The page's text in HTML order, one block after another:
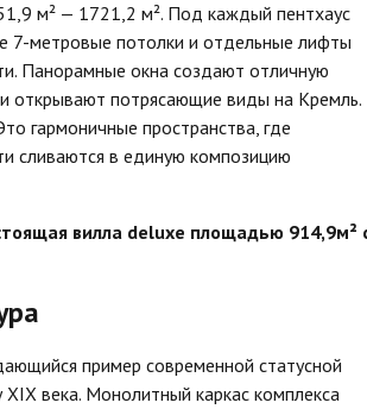
м² — 1721,2 м². Под каждый пентхаус
7-метровые потолки и отдельные лифты
Панорамные окна создают отличную
открывают потрясающие виды на Кремль.
гармоничные пространства, где
сливаются в единую композицию
вилла deluxe площадью 914,9м²
пример современной статусной
XIX века. Монолитный каркас комплекса